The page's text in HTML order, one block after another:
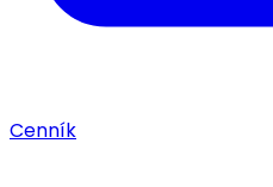
Cenník